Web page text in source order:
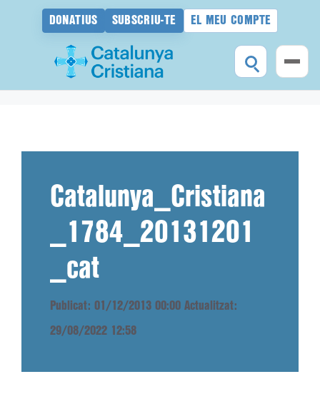
DONATIUS SUBSCRIU-TE EL MEU COMPTE
Catalunya_Cristiana
_1784_20131201
_cat
Publicat: 01/12/2013 00:00 Actualitzat:
29/08/2022 12:58